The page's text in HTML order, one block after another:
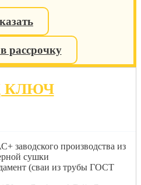
рассрочку
КЛЮЧ
заводского производства из
сушки
(сваи из трубы ГОСТ